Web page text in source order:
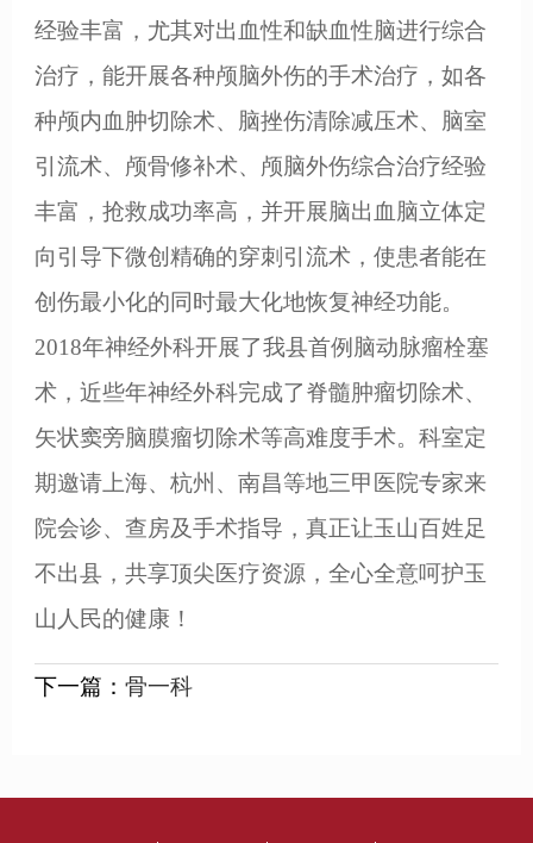
经验丰富，尤其对出血性和缺血性脑进行综合
治疗，能开展各种颅脑外伤的手术治疗，如各
种颅内血肿切除术、脑挫伤清除减压术、脑室
引流术、颅骨修补术、颅脑外伤综合治疗经验
丰富，抢救成功率高，并开展脑出血脑立体定
向引导下微创精确的穿刺引流术，使患者能在
创伤最小化的同时最大化地恢复神经功能。
2018年神经外科开展了我县首例脑动脉瘤栓塞
术，近些年神经外科完成了脊髓肿瘤切除术、
矢状窦旁脑膜瘤切除术等高难度手术。科室定
期邀请上海、杭州、南昌等地三甲医院专家来
院会诊、查房及手术指导，真正让玉山百姓足
不出县，共享顶尖医疗资源，全心全意呵护玉
山人民的健康！
下一篇： 骨一科